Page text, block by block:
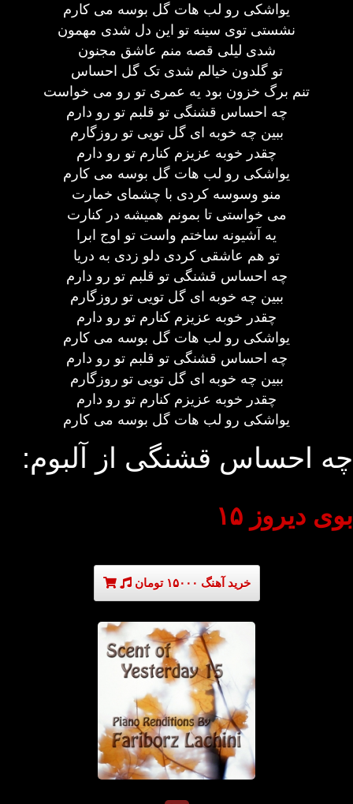
یواشکی رو لب هات گل بوسه می کارم
نشستی توی سینه تو این دل شدی مهمون
شدی لیلی قصه منم عاشق مجنون
تو گلدون خیالم شدی تک گل احساس
تنم برگ خزون بود یه عمری تو رو می خواست
چه احساس قشنگی تو قلبم تو رو دارم
ببین چه خوبه ای گل تویی تو روزگارم
چقدر خوبه عزیزم کنارم تو رو دارم
یواشکی رو لب هات گل بوسه می کارم
منو وسوسه کردی با چشمای خمارت
می خواستی تا بمونم همیشه در کنارت
یه آشیونه ساختم واست تو اوج ابرا
تو هم عاشقی کردی دلو زدی به دریا
چه احساس قشنگی تو قلبم تو رو دارم
ببین چه خوبه ای گل تویی تو روزگارم
چقدر خوبه عزیزم کنارم تو رو دارم
یواشکی رو لب هات گل بوسه می کارم
چه احساس قشنگی تو قلبم تو رو دارم
ببین چه خوبه ای گل تویی تو روزگارم
چقدر خوبه عزیزم کنارم تو رو دارم
یواشکی رو لب هات گل بوسه می کارم
چه احساس قشنگی از آلبوم:
بوی دیروز ۱۵
خرید آهنگ ۱۵۰۰۰ تومان